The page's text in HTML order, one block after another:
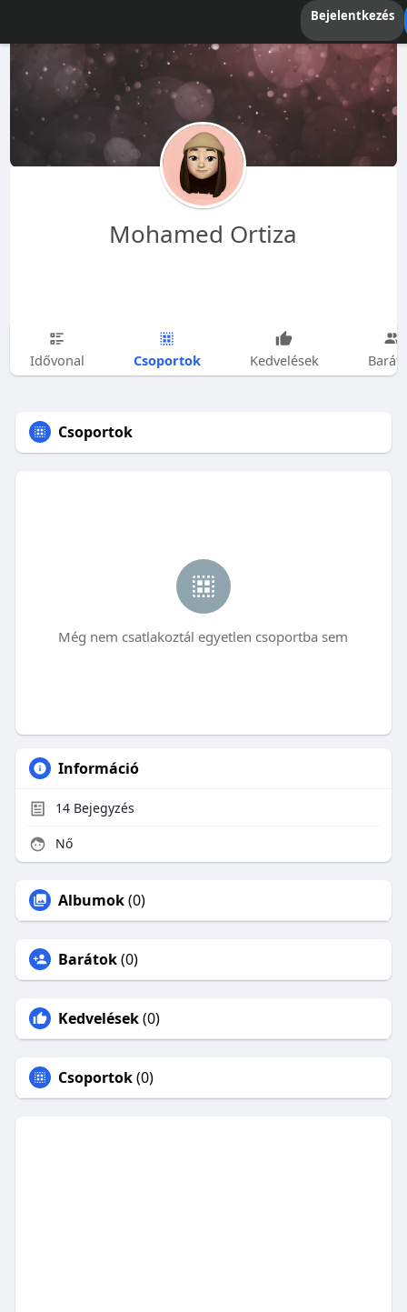
Bejelentkezés
Mohamed Ortiza
Idővonal Csoportok Kedvelések
Csoportok
Még nem csatlakoztál egyetlen csoportba sem
Információ
14Bejegyzés
Nő
Albumok(0)
Barátok(0)
Kedvelések(0)
Csoportok(0)